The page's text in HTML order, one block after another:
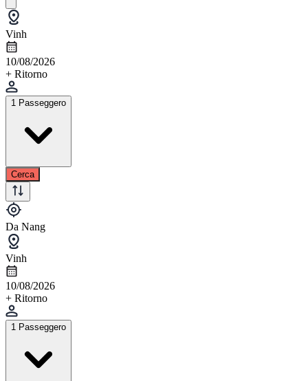
Vinh
10/08/2026
+ Ritorno
1 Passeggero
Cerca
Da Nang
Vinh
10/08/2026
+ Ritorno
1 Passeggero